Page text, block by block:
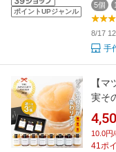
ポイントUPジャンル
5個
8/17
手
【
実そ
イチ
ゴー
母の
10.0円
41ポ